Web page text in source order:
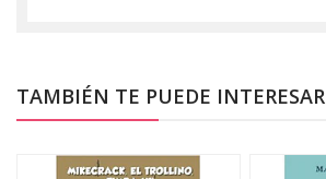
TAMBIÉN TE PUEDE INTERESAR